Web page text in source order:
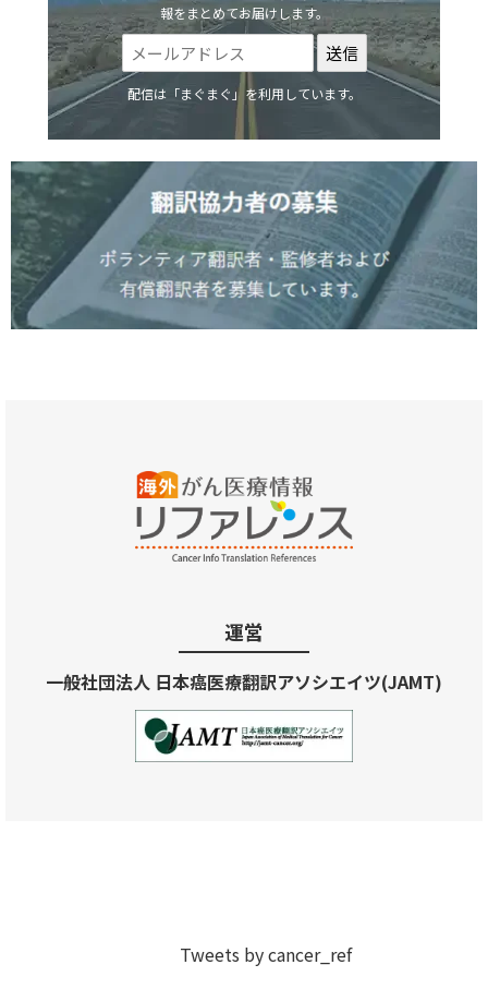
報をまとめてお届けします。
配信は「まぐまぐ」を利用しています。
運営
一般社団法人 日本癌医療翻訳アソシエイツ(JAMT)
Tweets by cancer_ref